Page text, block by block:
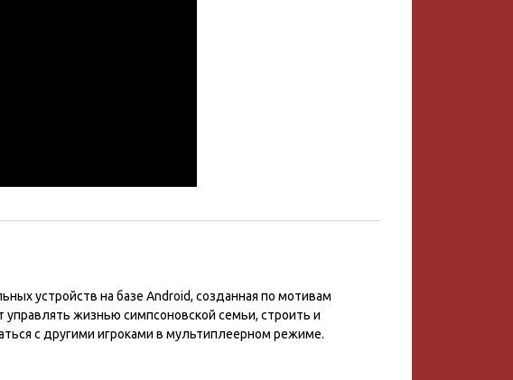
устройств на базе Android, созданная по мотивам
жизнью симпсоновской семьи, строить и
с другими игроками в мультиплеерном режиме.